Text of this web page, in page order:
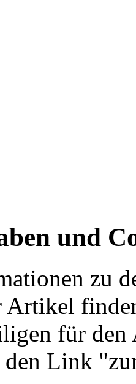
und
zu
Artikel
für
den Link